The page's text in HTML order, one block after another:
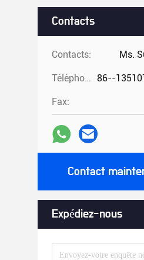
Contacts
Contacts: Ms.
Téléphone: 86--
Fax:
Contact
Expédiez-nous